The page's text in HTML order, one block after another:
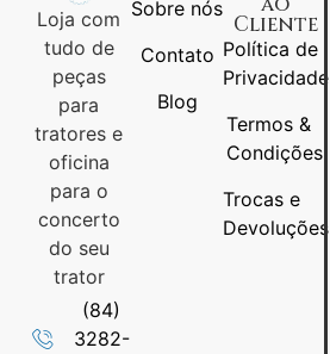
Loja com
tudo de
peças
para
tratores e
oficina
para o
concerto
do seu
trator
(84)
3282-
Sobre nós
Contato
Blog
Cliente
Política de
Privacidade
Termos &
Condições
Trocas e
Devoluções